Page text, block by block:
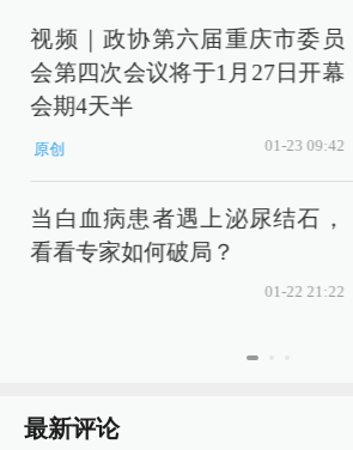
视频｜政协第六届重庆市委员
会第四次会议将于1月27日开幕
会期4天半
原创 01-23 09:42
当白血病患者遇上泌尿结石，
看看专家如何破局？
01-22 21:22
最新评论